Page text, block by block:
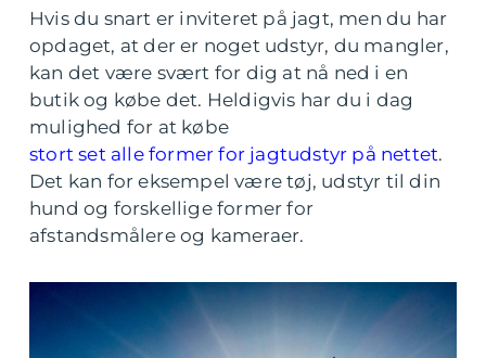
Hvis du snart er inviteret på jagt, men du har
opdaget, at der er noget udstyr, du mangler,
kan det være svært for dig at nå ned i en
butik og købe det. Heldigvis har du i dag
mulighed for at købe
stort set alle former for jagtudstyr på nettet.
Det kan for eksempel være tøj, udstyr til din
hund og forskellige former for
afstandsmålere og kameraer.